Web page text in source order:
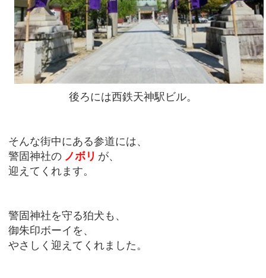
後ろには西鉄天神駅ビル。
そんな街中にある参道には、
警固神社の ノボリ が、
迎えてくれます。
警固神社を守る狛犬も、
御朱印ボーイを、
やさしく迎えてくれました。